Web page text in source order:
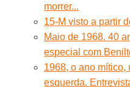
morrer...
15-M visto a partir
Maio de 1968. 40
especial com
1968, o ano mítico,
esquerda.